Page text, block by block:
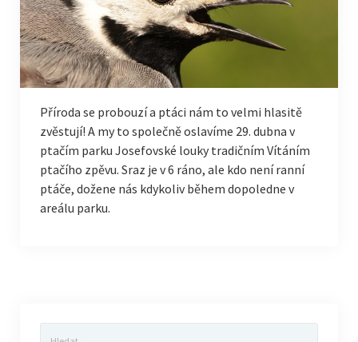
Příroda se probouzí a ptáci nám to velmi hlasitě
zvěstují! A my to společně oslavíme 29. dubna v
ptačím parku Josefovské louky tradičním Vítáním
ptačího zpěvu. Sraz je v 6 ráno, ale kdo není ranní
ptáče, dožene nás kdykoliv během dopoledne v
areálu parku.